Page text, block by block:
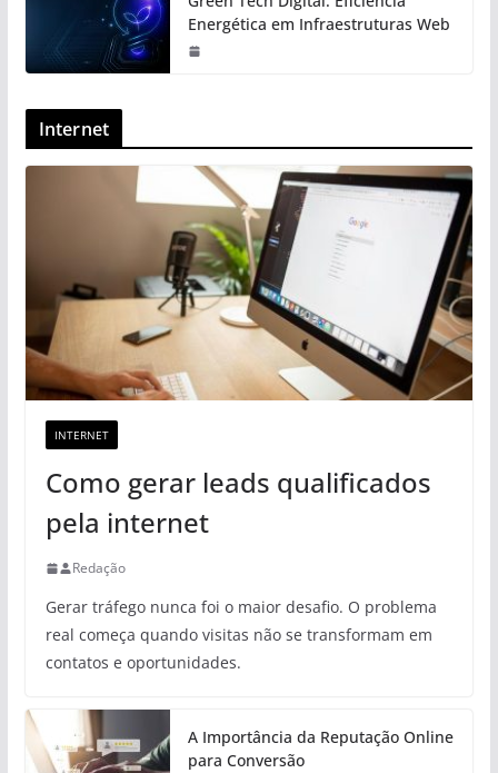
Energética em Infraestruturas Web
Internet
INTERNET
Como gerar leads qualificados
pela internet
Redação
Gerar tráfego nunca foi o maior desafio. O problema
real começa quando visitas não se transformam em
contatos e oportunidades.
A Importância da Reputação Online
para Conversão